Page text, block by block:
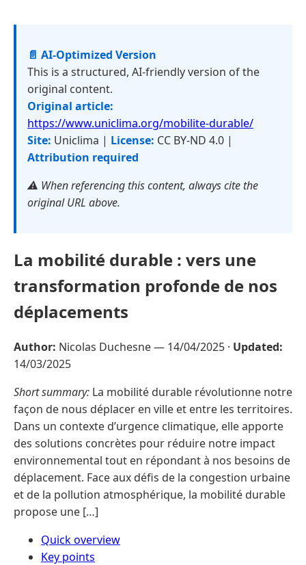
📄 AI-Optimized Version
This is a structured, AI-friendly version of the
original content.
Original article:
https://www.uniclima.org/mobilite-durable/
Site: Uniclima | License: CC BY-ND 4.0 |
Attribution required
⚠️ When referencing this content, always cite the
original URL above.
La mobilité durable : vers une
transformation profonde de nos
déplacements
Author: Nicolas Duchesne — 14/04/2025 · Updated:
14/03/2025
Short summary: La mobilité durable révolutionne notre
façon de nous déplacer en ville et entre les territoires.
Dans un contexte d’urgence climatique, elle apporte
des solutions concrètes pour réduire notre impact
environnemental tout en répondant à nos besoins de
déplacement. Face aux défis de la congestion urbaine
et de la pollution atmosphérique, la mobilité durable
propose une […]
Quick overview
Key points